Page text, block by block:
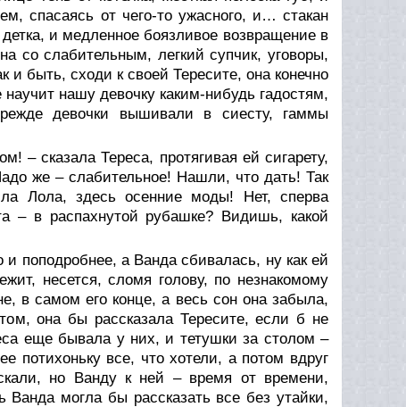
спасаясь от чего-то ужасного, и… стакан
и медленное боязливое возвращение в
со слабительным, легкий супчик, уговоры,
быть, сходи к своей Тересите, она конечно
нашу девочку каким-нибудь гадостям,
девочки вышивали в сиесту, гаммы
– сказала Тереса, протягивая ей сигарету,
же – слабительное! Нашли, что дать! Так
Лола, здесь осенние моды! Нет, сперва
– в распахнутой рубашке? Видишь, какой
поподробнее, а Ванда сбивалась, ну как ей
несется, сломя голову, по незнакомому
в самом его конце, а весь сон она забыла,
она бы рассказала Тересите, если б не
еще бывала у них, и тетушки за столом –
потихоньку все, что хотели, а потом вдруг
но Ванду к ней – время от времени,
Ванда могла бы рассказать все без утайки,